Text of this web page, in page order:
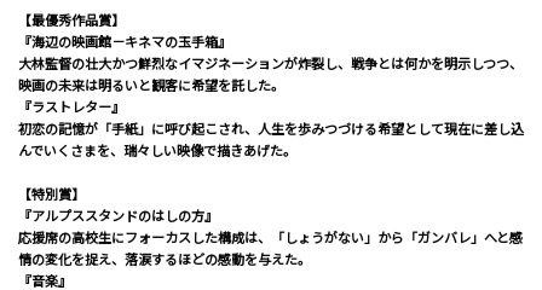
【最優秀作品賞】
『海辺の映画館－キネマの玉手箱』
大林監督の壮大かつ鮮烈なイマジネーションが炸裂し、戦争とは何かを明示しつつ、
映画の未来は明るいと観客に希望を託した。
『ラストレター』
初恋の記憶が「手紙」に呼び起こされ、人生を歩みつづける希望として現在に差し込
んでいくさまを、瑞々しい映像で描きあげた。
【特別賞】
『アルプススタンドのはしの方』
応援席の高校生にフォーカスした構成は、「しょうがない」から「ガンバレ」へと感
情の変化を捉え、落涙するほどの感動を与えた。
『音楽』